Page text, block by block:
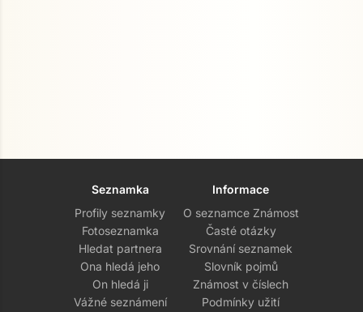
Seznamka
Profily seznamky
Fotoseznamka
Hledat partnera
Ona hledá jeho
On hledá ji
Vážné seznámení
Informace
O seznamce Známost
Časté otázky
Srovnání seznamek
Slovník pojmů
Známost v číslech
Podmínky užití